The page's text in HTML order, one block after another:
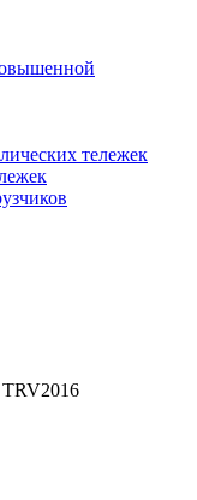
тележек
TRV2016